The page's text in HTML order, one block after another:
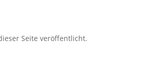
Seite veröffentlicht.